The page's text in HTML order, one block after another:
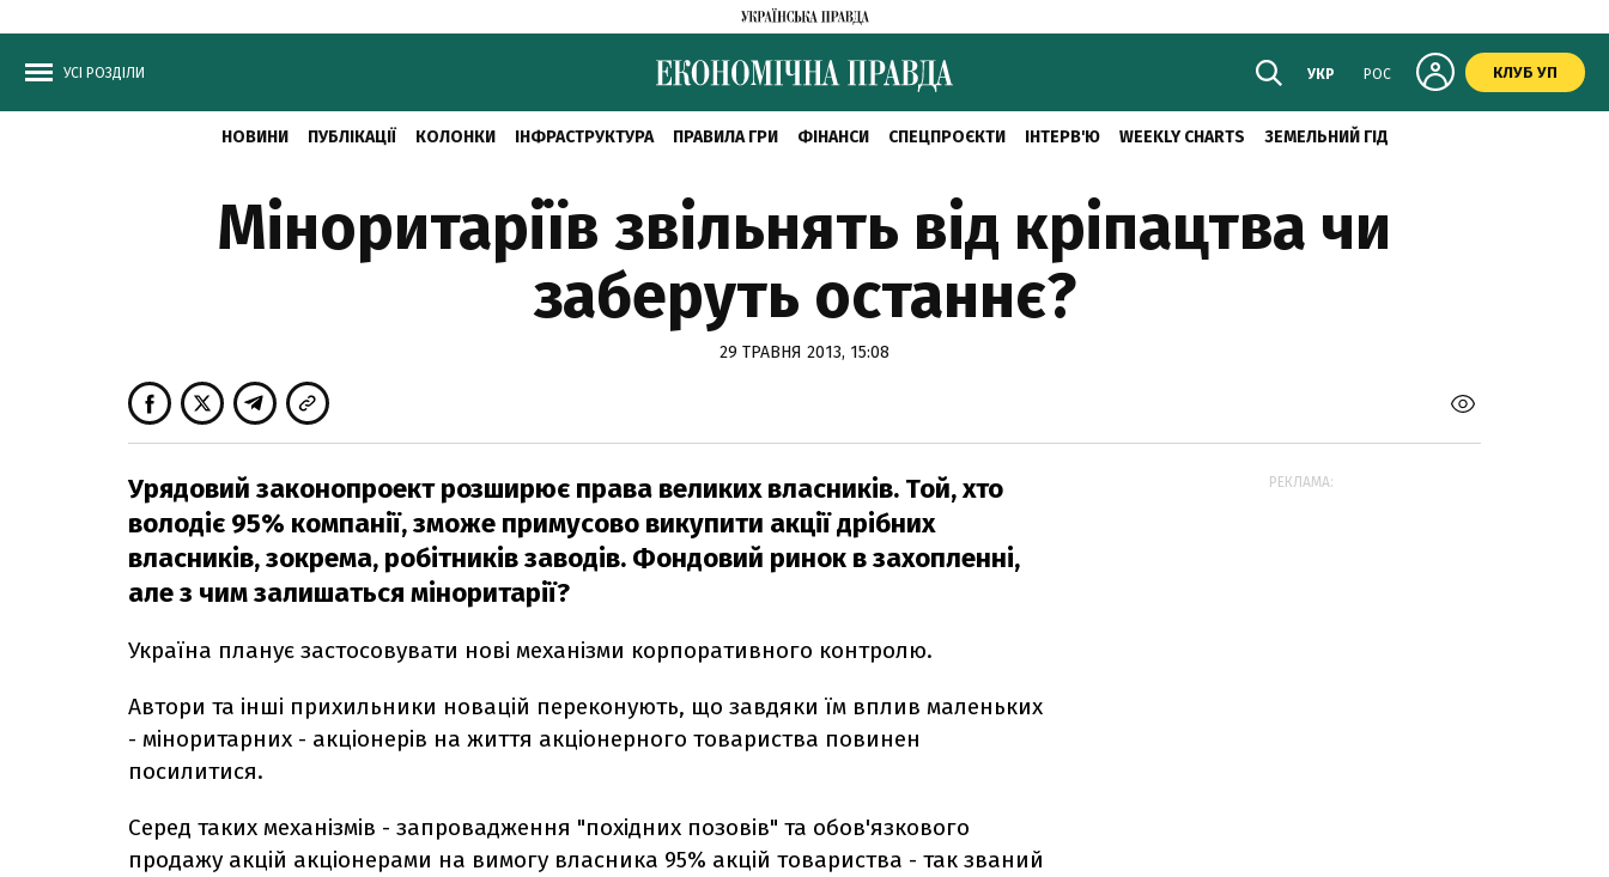
УСІ РОЗДІЛИ УКР РОС КЛУБ УП
НОВИНИ ПУБЛІКАЦІЇ КОЛОНКИ ІНФРАСТРУКТУРА ПРАВИЛА ГРИ ФІНАНСИ СПЕЦПРОЄКТИ ІНТЕРВ'Ю WEEKLY CHARTS ЗЕМЕЛЬНИЙ ГІД
Міноритаріїв звільнять від кріпацтва чи
заберуть останнє?
29 ТРАВНЯ 2013, 15:08
Урядовий законопроект розширює права великих власників. Той, хто
володіє 95% компанії, зможе примусово викупити акції дрібних
власників, зокрема, робітників заводів. Фондовий ринок в захопленні,
але з чим залишаться міноритарії?
Україна планує застосовувати нові механізми корпоративного контролю.
Автори та інші прихильники новацій переконують, що завдяки їм вплив маленьких
- міноритарних - акціонерів на життя акціонерного товариства повинен
посилитися.
Серед таких механізмів - запровадження "похідних позовів" та обов'язкового
продажу акцій акціонерами на вимогу власника 95% акцій товариства - так званий
РЕКЛАМА: